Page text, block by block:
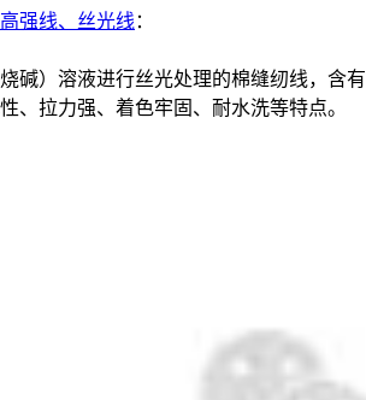
强线、丝光线 ：
碱）溶液进行丝光处理的棉缝纫线，含
、拉力强、着色牢固、耐水洗等特点。